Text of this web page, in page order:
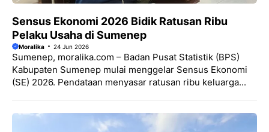
Sensus Ekonomi 2026 Bidik Ratusan Ribu
Pelaku Usaha di Sumenep
Moralika 24 Jun 2026
Sumenep, moralika.com – Badan Pusat Statistik (BPS)
Kabupaten Sumenep mulai menggelar Sensus Ekonomi
(SE) 2026. Pendataan menyasar ratusan ribu keluarga...